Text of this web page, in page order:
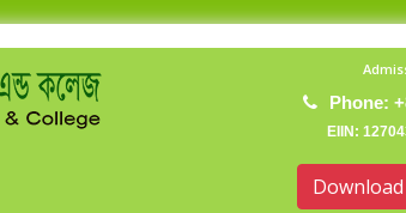
Phone:
EIIN: